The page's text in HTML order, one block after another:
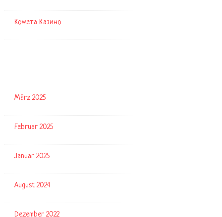
Комета Казино
März 2025
Februar 2025
Januar 2025
August 2024
Dezember 2022